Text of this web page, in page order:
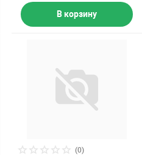
В корзину
(0)